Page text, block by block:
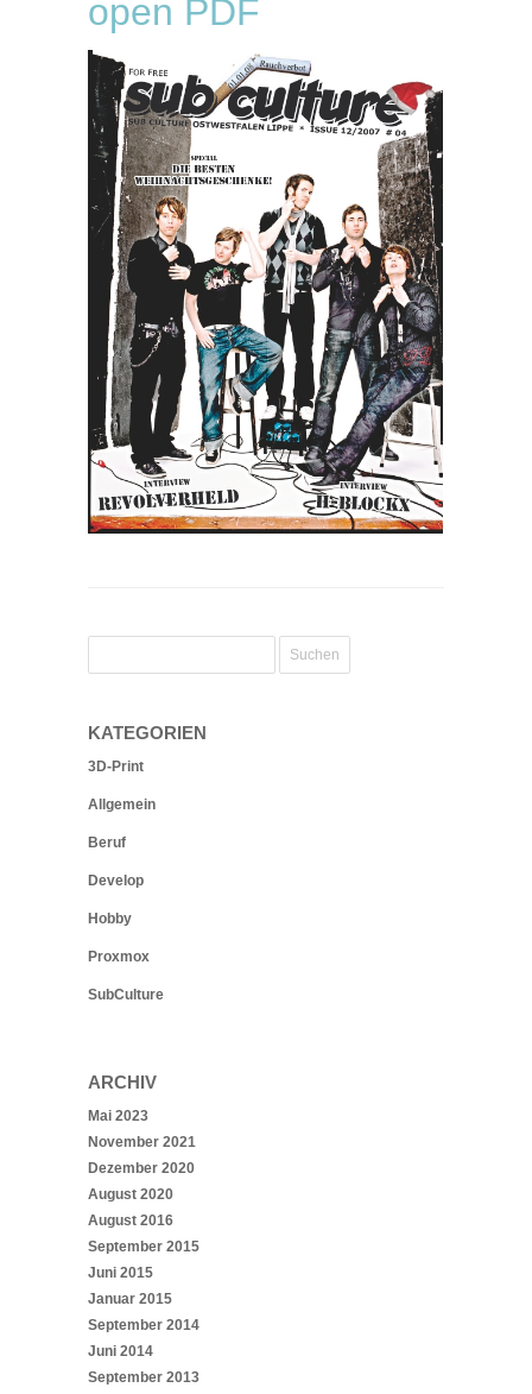
open PDF
KATEGORIEN
3D-Print
Allgemein
Beruf
Develop
Hobby
Proxmox
SubCulture
ARCHIV
Mai 2023
November 2021
Dezember 2020
August 2020
August 2016
September 2015
Juni 2015
Januar 2015
September 2014
Juni 2014
September 2013